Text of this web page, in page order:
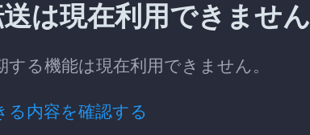
は現在利用できません
る機能は現在利用できません。
る内容を確認する